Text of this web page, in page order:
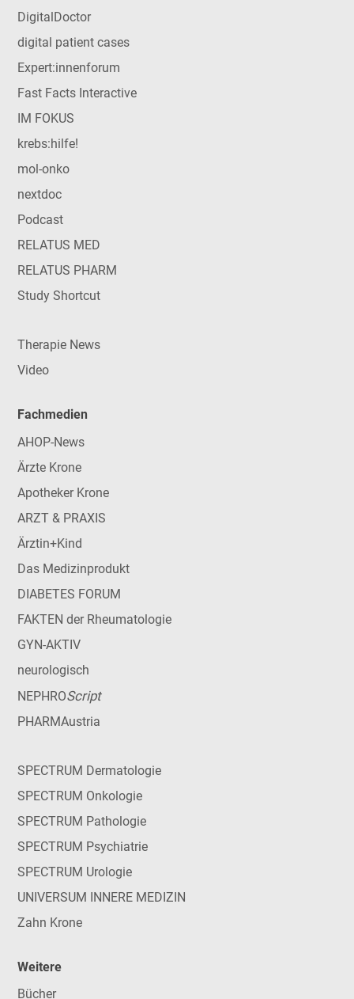
DigitalDoctor
digital patient cases
Expert:innenforum
Fast Facts Interactive
IM FOKUS
krebs:hilfe!
mol-onko
nextdoc
Podcast
RELATUS MED
RELATUS PHARM
Study Shortcut
Therapie News
Video
Fachmedien
AHOP-News
Ärzte Krone
Apotheker Krone
ARZT & PRAXIS
Ärztin+Kind
Das Medizinprodukt
DIABETES FORUM
FAKTEN der Rheumatologie
GYN-AKTIV
neurologisch
NEPHROScript
PHARMAustria
SPECTRUM Dermatologie
SPECTRUM Onkologie
SPECTRUM Pathologie
SPECTRUM Psychiatrie
SPECTRUM Urologie
UNIVERSUM INNERE MEDIZIN
Zahn Krone
Weitere
Bücher